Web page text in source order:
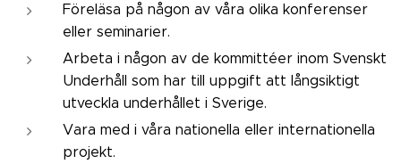
Föreläsa på någon av våra olika konferenser
eller seminarier.
Arbeta i någon av de kommittéer inom Svenskt
Underhåll som har till uppgift att långsiktigt
utveckla underhållet i Sverige.
Vara med i våra nationella eller internationella
projekt.